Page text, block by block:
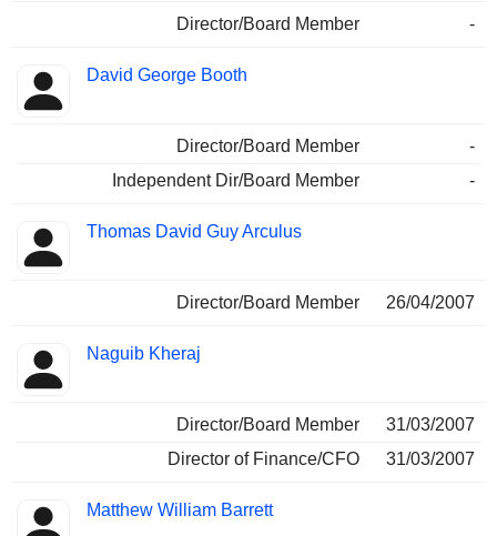
Director/Board Member -
David George Booth
Director/Board Member
-
Independent Dir/Board Member
-
Thomas David Guy Arculus
Director/Board Member 26/04/2007
Naguib Kheraj
Director/Board Member
31/03/2007
Director of Finance/CFO
31/03/2007
Matthew William Barrett